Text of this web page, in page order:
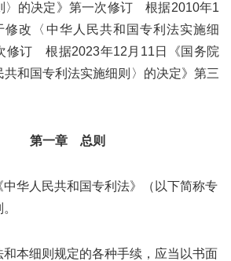
〉的决定》第一次修订 根据2010年1
修改〈中华人民共和国专利法实施细
修订 根据2023年12月11日《国务院
共和国专利法实施细则〉的决定》第三
第一章 总则
华人民共和国专利法》（以下简称专
本细则规定的各种手续，应当以书面